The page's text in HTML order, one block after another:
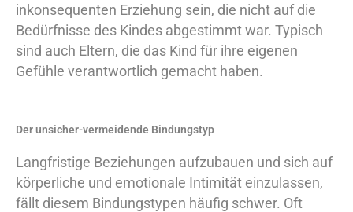
inkonsequenten Erziehung sein, die nicht auf die
Bedürfnisse des Kindes abgestimmt war. Typisch
sind auch Eltern, die das Kind für ihre eigenen
Gefühle verantwortlich gemacht haben.
Der unsicher-vermeidende Bindungstyp
Langfristige Beziehungen aufzubauen und sich auf
körperliche und emotionale Intimität einzulassen,
fällt diesem Bindungstypen häufig schwer. Oft